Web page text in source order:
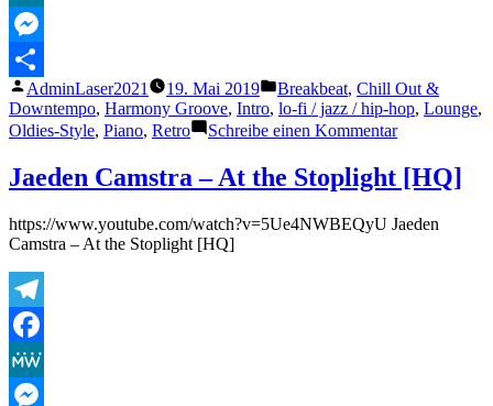
MeWe
Messenger
Teilen
Veröffentlicht
von
AdminLaser2021 19. Mai 2019
Veröffentlicht
unter
Breakbeat, Chill Out &
Downtempo, Harmony Groove, Intro, lo-fi / jazz / hip-hop, Lounge,
Oldies-Style, Piano, Retro Schreibe einen Kommentarzu
camstra
–
Jaeden Camstra – At the Stoplight [HQ]
https://www.youtube.com/watch?v=5Ue4NWBEQyU Jaeden
Camstra – At the Stoplight [HQ]
Telegram
Facebook
MeWe